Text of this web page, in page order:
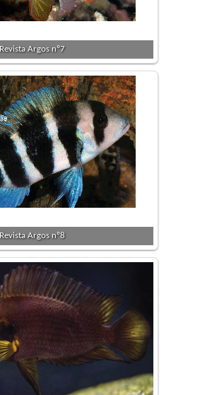
Revista Argos nº7
Revista Argos nº8